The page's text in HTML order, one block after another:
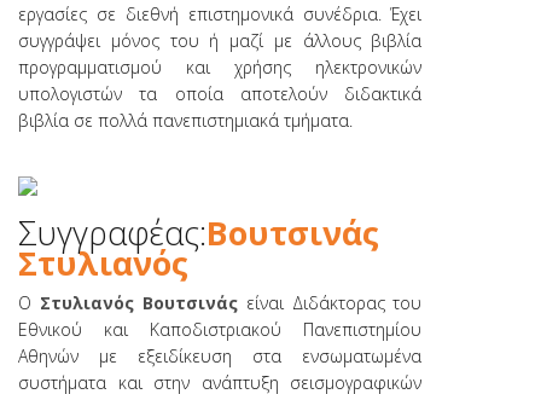
εργασίες σε διεθνή επιστημονικά συνέδρια. Έχει
συγγράψει μόνος του ή μαζί με άλλους βιβλία
προγραμματισμού και χρήσης ηλεκτρονικών
υπολογιστών τα οποία αποτελούν διδακτικά
βιβλία σε πολλά πανεπιστημιακά τμήματα.
Συγγραφέας:Βουτσινάς
Στυλιανός
Ο Στυλιανός Βουτσινάςείναι Διδάκτορας του
Εθνικού και Καποδιστριακού Πανεπιστημίου
Αθηνών με εξειδίκευση στα ενσωματωμένα
συστήματα και στην ανάπτυξη σεισμογραφικών